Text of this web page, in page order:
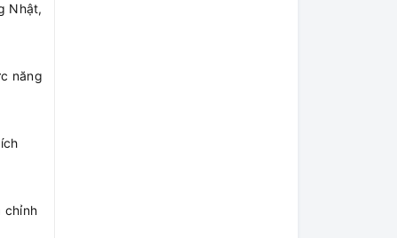
Nhật,
năng
chỉnh